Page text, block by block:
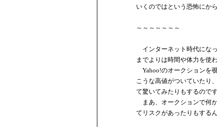
いくのではという恐怖にか
～～～～～～～
インターネット時代にな
までよりは時間や体力を使
Yahoo!のオークションを
こうな高値がついていたり
て驚いてみたりもするので
まあ、オークションで何
てリスクがあったりもする